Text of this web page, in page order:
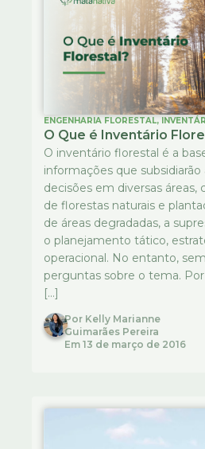
ENGENHARIA FLORESTAL,
O Que é Inventário
O inventário florestal é a
informações que
decisões em diversas áreas,
de florestas naturais e
de áreas degradadas, a
o planejamento tático,
operacional. No entanto,
perguntas sobre o tema.
[…]
Por Kelly Marianne
Guimarães Pereira
Em 13 de março de 2016